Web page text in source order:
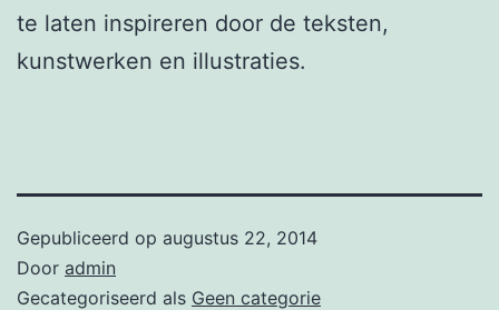
te laten inspireren door de teksten,
kunstwerken en illustraties.
Gepubliceerd op augustus 22, 2014
Door admin
Gecategoriseerd als Geen categorie